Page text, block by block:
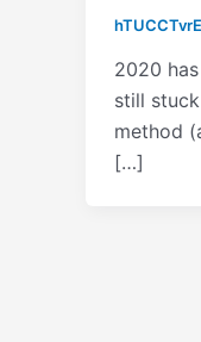
2020
still
method
[…]